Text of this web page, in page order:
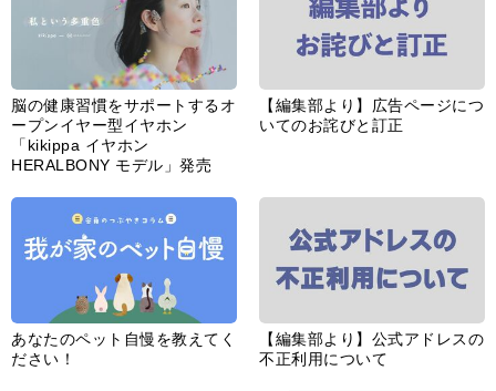
脳の健康習慣をサポートするオ
ープンイヤー型イヤホン
「kikippa イヤホン
HERALBONY モデル」発売
【編集部より】広告ページにつ
いてのお詫びと訂正
あなたのペット自慢を教えてく
ださい！
【編集部より】公式アドレスの
不正利用について